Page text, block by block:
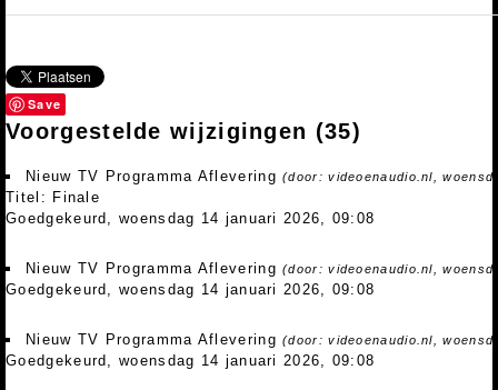
Save
Voorgestelde wijzigingen (35)
Nieuw TV Programma Aflevering(door: videoenaudio.nl,
Titel: Finale
Goedgekeurd, woensdag 14 januari 2026, 09:08
Nieuw TV Programma Aflevering(door: videoenaudio.nl,
Goedgekeurd, woensdag 14 januari 2026, 09:08
Nieuw TV Programma Aflevering(door: videoenaudio.nl,
Goedgekeurd, woensdag 14 januari 2026, 09:08